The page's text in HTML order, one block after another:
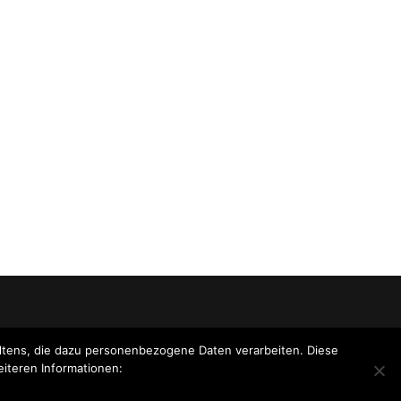
die dazu personenbezogene Daten verarbeiten. Diese
Informationen: